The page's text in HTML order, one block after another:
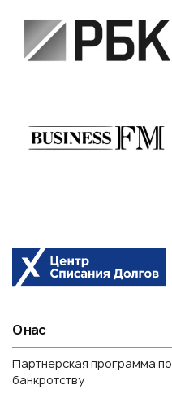
О нас
Партнерская программа по
банкротству